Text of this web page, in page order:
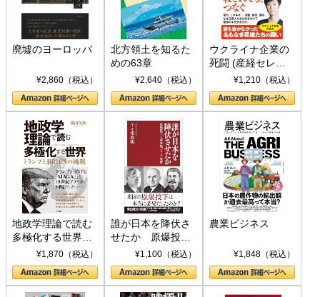
廃墟のヨーロッパ
¥2,860（税込）
北方領土を知るた
めの63章
¥2,640（税込）
ウクライナ企業の
死闘 (産経セレク
ト S 039)¥1,210（税込）
地政学理論で読む
多極化する世界：
トランプとBRICS
の挑戦
¥1,870（税込）
誰が日本を降伏さ
せたか 原爆投
下、ソ連参戦、そ
して聖断 (PHP新
書)
¥1,100（税込）
農業ビジネス
¥1,848（税込）